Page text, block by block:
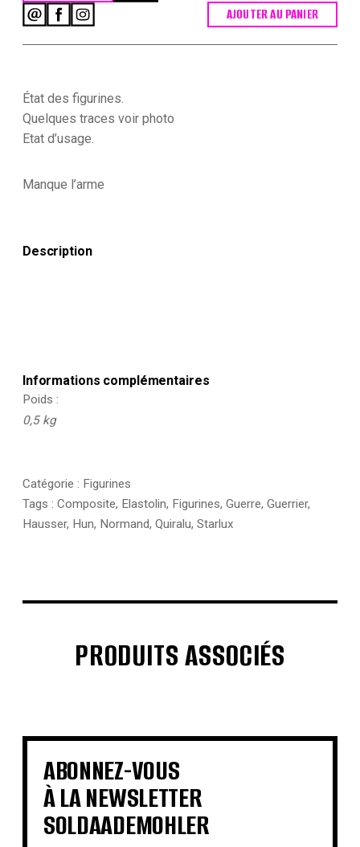
Hausser
Elastolin
German
AJOUTER AU PANIER
État des figurines.
Quelques traces voir photo
Etat d’usage.
Manque l’arme
Description
Informations complémentaires
Poids
0,5 kg
Catégorie : Figurines
Tags : Composite, Elastolin, Figurines, Guerre, Guerrier,
Hausser, Hun, Normand, Quiralu, Starlux
PRODUITS ASSOCIÉS
€
ABONNEZ-VOUS
À LA NEWSLETTER
SOLDAADEMOHLER